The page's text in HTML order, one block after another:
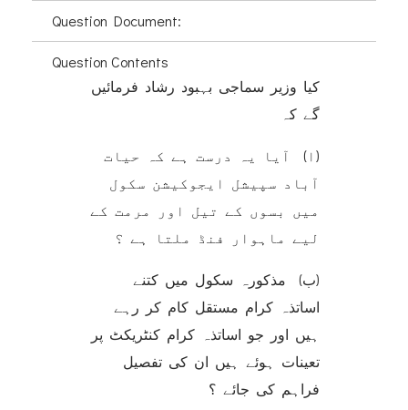
Question Document:
Question Contents
کیا وزیر سماجی بہبود رشاد فرمائیں
گے کہ
(ا) آیا یہ درست ہے کہ حیات
آباد سپیشل ایجوکیشن سکول
میں بسوں کے تیل اور مرمت کے
لیے ماہوار فنڈ ملتا ہے ؟
(ب) مذکورہ سکول میں کتنے
اساتذہ کرام مستقل کام کر رہے
ہیں اور جو اساتذہ کرام کنٹریکٹ پر
تعینات ہوئے ہیں ان کی تفصیل
فراہم کی جائے ؟